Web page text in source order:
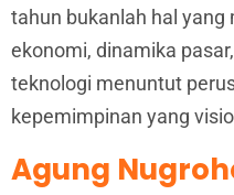
tahun bukanlah hal yang
ekonomi, dinamika
teknologi menuntut
kepemimpinan yang
Agung